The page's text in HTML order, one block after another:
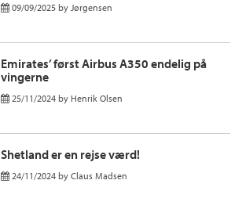
09/09/2025 by Jørgensen
Emirates’ først Airbus A350 endelig på
vingerne
25/11/2024 by Henrik Olsen
Shetland er en rejse værd!
24/11/2024 by Claus Madsen